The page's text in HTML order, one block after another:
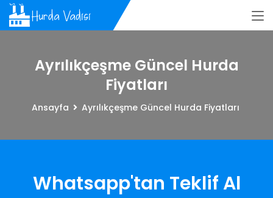
Ayrılıkçeşme Güncel Hurda
Fiyatları
Ansayfa Ayrılıkçeşme Güncel Hurda Fiyatları
Whatsapp'tan Teklif Al